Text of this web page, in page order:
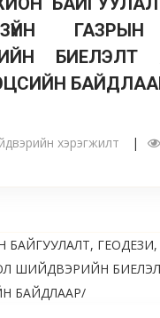
ГАЗРЫН
БИЕЛЭЛТ
хэрэгжилт